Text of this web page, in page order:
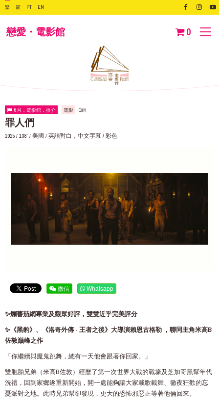
繁 简 PT EN
戀愛・電影館 0
6月．電影館．推介 電影 C組
罪人們
2025 / 138' / 美國 / 英語對白，中文字幕 / 彩色
微信 Whatsapp
✨爛蕃茄網專業及觀眾好評，雙雙近乎完美評分
✨《黑豹》、《洛奇外傳 - 王者之後》大導演賴恩古格勒 ，聯同主角米高B
佐敦巔峰之作
「你繼續與魔鬼跳舞，總有一天他會跟著你回家。」
雙胞胎兄弟（米高B佐敦）經歷了第一次世界大戰的戰壕及芝加哥黑幫年代
洗禮，回到家鄉遂重新開始，開一處能夠讓大家載歌載舞、徹夜狂歡的忘
憂派對之地。此時兄弟幫卻發現，更大的恐怖邪惡正等著他倆回來。